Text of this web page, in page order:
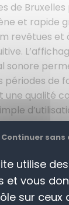
de
et rapide
revêtues et
sonore
périodes de
une qualité
cuisines
AU PANIER
utilise des
et vous
sur ceux
Continuer